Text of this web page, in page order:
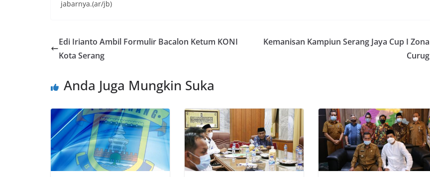
jabarnya.(ar/jb)
Edi Irianto Ambil Formulir Bacalon Ketum KONI
Kota Serang
Kemanisan Kampiun Serang Jaya Cup I Zona
Curug
Anda Juga Mungkin Suka